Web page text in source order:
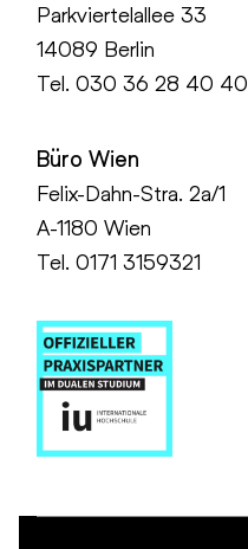
Parkviertelallee 33
14089 Berlin
Tel.030 36 28 40 40
Büro Wien
Felix-Dahn-Stra. 2a/1
A-1180 Wien
Tel. 0171 3159321